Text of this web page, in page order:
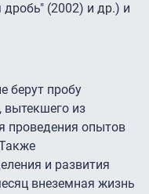
(2002) и др.) и
берут пробу
вытекшего из
проведения опытов
и развития
внеземная жизнь